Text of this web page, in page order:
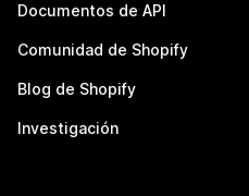
Documentos de API
Comunidad de Shopify
Blog de Shopify
Investigación